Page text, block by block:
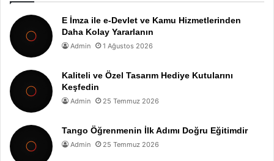
E İmza ile e-Devlet ve Kamu Hizmetlerinden
Daha Kolay Yararlanın
Admin 1 Ağustos 2026
Kaliteli ve Özel Tasarım Hediye Kutularını
Keşfedin
Admin 25 Temmuz 2026
Tango Öğrenmenin İlk Adımı Doğru Eğitimdir
Admin 25 Temmuz 2026